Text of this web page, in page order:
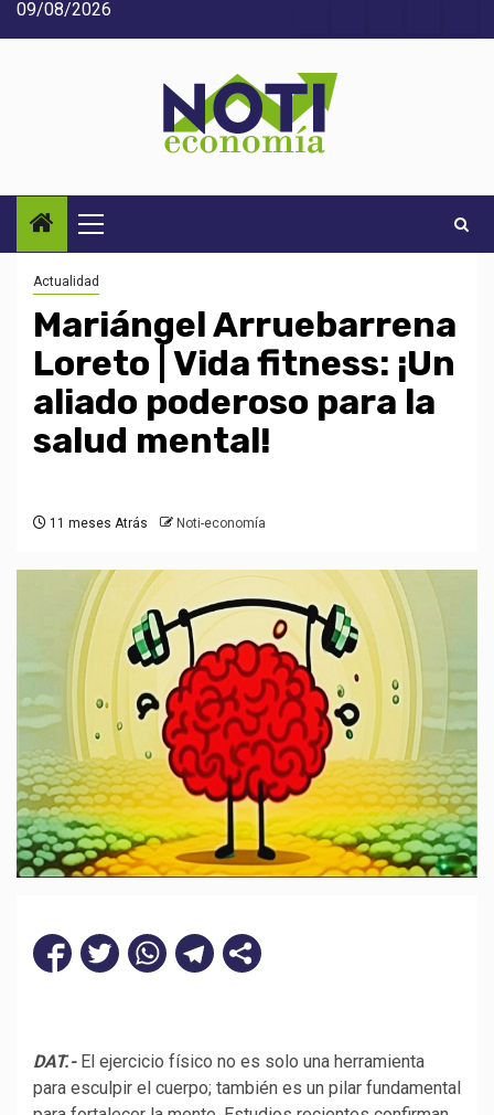
Saltar
al
09/08/2026
Noti-
economía
Menú
principal
Actualidad
Mariángel Arruebarrena
Loreto | Vida fitness: ¡Un
aliado poderoso para la
salud mental!
11 meses Atrás Noti-economía
DAT.-El ejercicio físico no es solo una herramienta
para esculpir el cuerpo; también es un pilar fundamental